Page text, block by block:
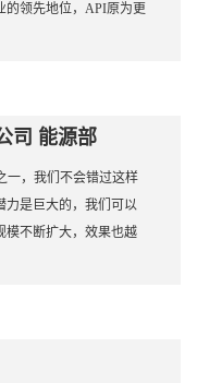
的领先地位，API原为更
司 能源部
一，我们不会错过这样
力是巨大的，我们可以
模不断扩大，效果也越